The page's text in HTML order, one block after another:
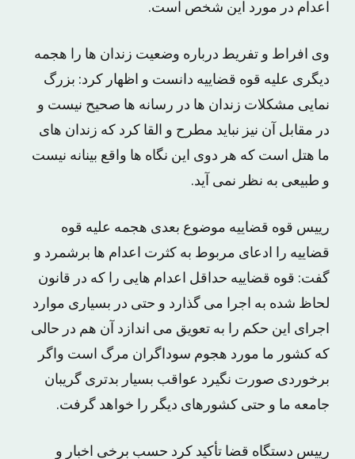
اعدام در مورد این شخص است.
وی افراط و تفریط درباره وضعیت زندان ها را هجمه
دیگری علیه قوه قضاییه دانست و اظهار کرد: بزرگ
نمایی مشکلات زندان ها در رسانه ها صحیح نیست و
در مقابل آن نیز نباید مطرح و القا کرد که زندان های
ما هتل است که هر دوی این نگاه ها واقع بینانه نیست
و طبیعی به نظر نمی آید.
رییس قوه قضاییه موضوع بعدی هجمه علیه قوه
قضاییه را ادعای مربوط به کثرت اعدام ها برشمرد و
گفت: قوه قضاییه حداقل اعدام هایی را که در قانون
لحاظ شده به اجرا می گذارد و حتی در بسیاری موارد
اجرای این حکم را به تعویق می اندازد آن هم در حالی
که کشور ما مورد هجوم سوداگران مرگ است واگر
برخوردی صورت نگیرد عواقب بسیار بدتری گریبان
جامعه ما و حتی کشورهای دیگر را خواهد گرفت.
رییس دستگاه قضا تأکید کرد حسب برخی اخبار و